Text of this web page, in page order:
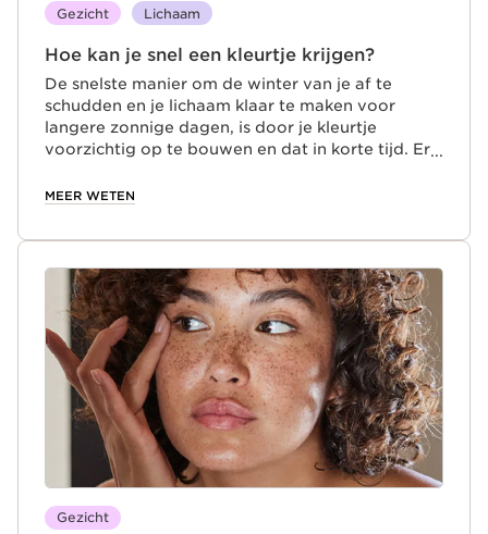
Gezicht Lichaam
Hoe kan je snel een kleurtje krijgen?
De snelste manier om de winter van je af te
schudden en je lichaam klaar te maken voor
langere zonnige dagen, is door je kleurtje
voorzichtig op te bouwen en dat in korte tijd. Er
boost te geven dan je benen te tonen met een
armen met een lichte teint te laten zien en je
brons. Geen bleke, doffe winterhuid meer!
MEER WETEN
Gezicht